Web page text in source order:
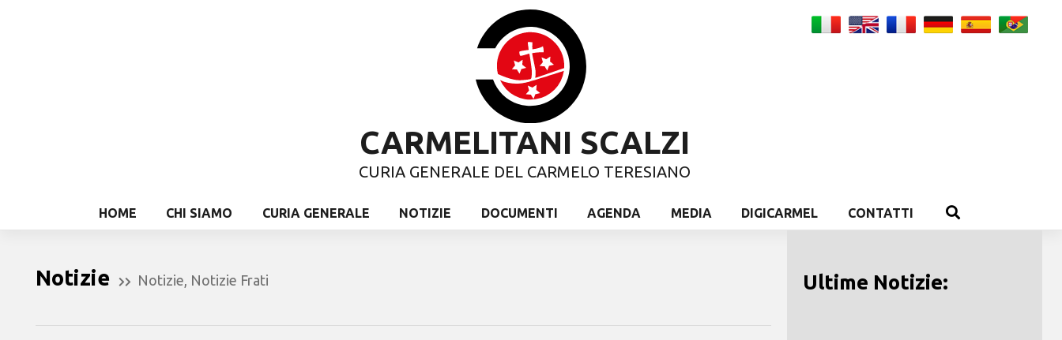
CARMELITANI SCALZI
CURIA GENERALE DEL CARMELO TERESIANO
HOME CHI SIAMO CURIA GENERALE NOTIZIE DOCUMENTI AGENDA MEDIA DIGICARMEL CONTATTI
Notizie Notizie Notizie Frati Ultime Notizie: